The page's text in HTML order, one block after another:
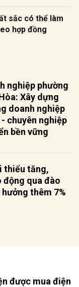
sắc có thể làm
hợp đồng
nghiệp phường
Xây dựng
doanh nghiệp
chuyên nghiệp
bền vững
thiểu tăng,
động qua đào
thêm 7%
được mua điện